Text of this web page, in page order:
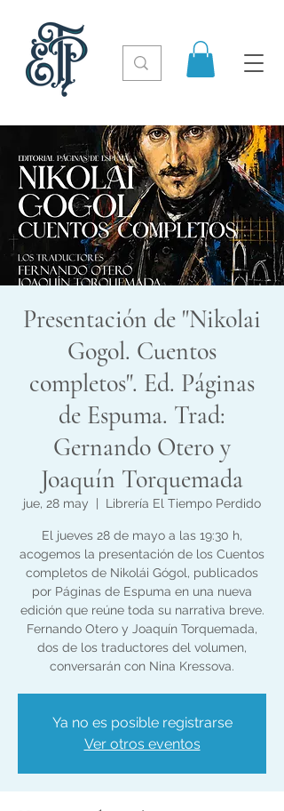
Presentación de "Nikolai
Gogol. Cuentos
completos". Ed. Páginas
de Espuma. Trad:
Gernando Otero y
Joaquín Torquemada
jue, 28 may Librería El Tiempo Perdido
El jueves 28 de mayo a las 19:30 h,
acogemos la presentación de los Cuentos
completos de Nikolái Gógol, publicados
por Páginas de Espuma en una nueva
edición que reúne toda su narrativa breve.
Fernando Otero y Joaquín Torquemada,
dos de los traductores del volumen,
conversarán con Nina Kressova.
Ya no es posible registrarse
Ver otros eventos